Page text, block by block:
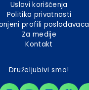
Uslovi korišćenja
Politika privatnosti
profili poslodavaca
Za medije
Kontakt
Druželjubivi smo!